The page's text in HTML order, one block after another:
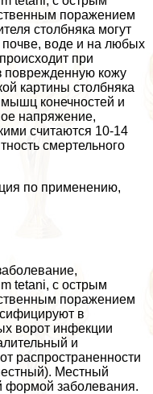
поражением
столбняка могут
почве, воде и на любых
при
поврежденную кожу
картины столбняка
мышц конечностей и
напряжение,
считаются 10-14
cмepтельного
по применению,
tetani, с острым
поражением
в
ворот инфекции
и
распространенности
Местный
формой заболевания.